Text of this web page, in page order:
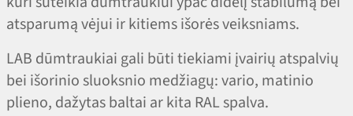
atsparumą vėjui ir kitiems išorės veiksniams.
LAB dūmtraukiai gali būti tiekiami įvairių atspalvių
bei išorinio sluoksnio medžiagų: vario, matinio
plieno, dažytas baltai ar kita RAL spalva.